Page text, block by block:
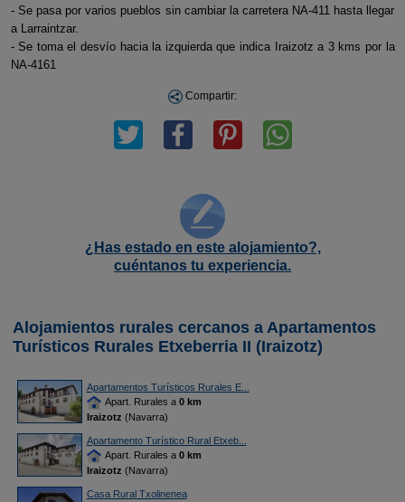
- Se pasa por varios pueblos sin cambiar la carretera NA-411 hasta llegar
a Larraintzar.
- Se toma el desvío hacia la izquierda que indica Iraizotz a 3 kms por la
NA-4161
Compartir:
¿Has estado en este alojamiento?,
cuéntanos tu experiencia.
Alojamientos rurales cercanos a Apartamentos
Turísticos Rurales Etxeberria II (Iraizotz)
Apartamentos Turísticos Rurales E...
Apart. Rurales a 0 km
Iraizotz (Navarra)
Apartamento Turístico Rural Etxeb...
Apart. Rurales a 0 km
Iraizotz (Navarra)
Casa Rural Txolinenea